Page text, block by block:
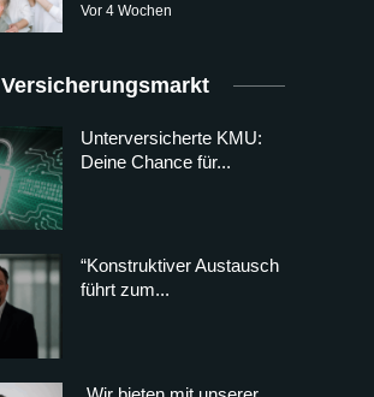
Vor 4 Wochen
Versicherungsmarkt
Unterversicherte KMU:
Deine Chance für...
“Konstruktiver Austausch
führt zum...